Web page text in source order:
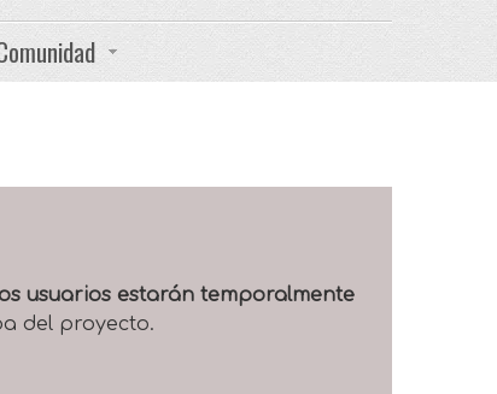
usuarios estarán temporalmente
del proyecto.